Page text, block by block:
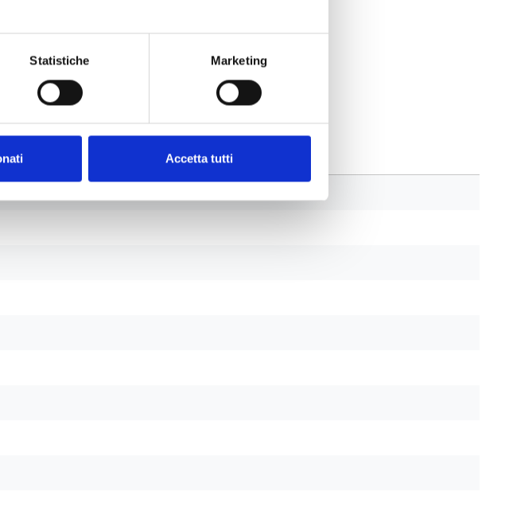
Statistiche Marketing
Accetta tutti